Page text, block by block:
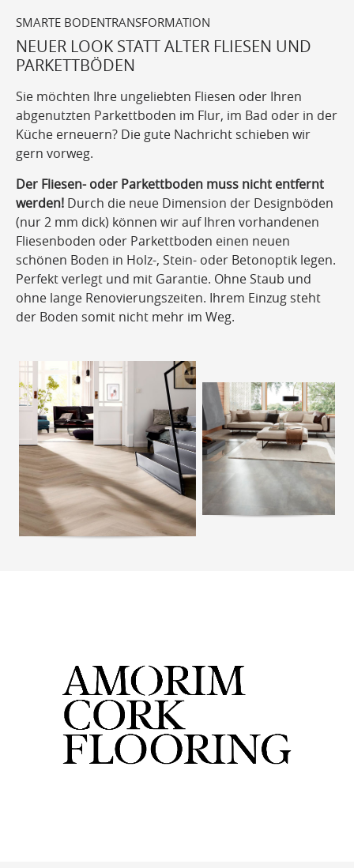
SMARTE BODENTRANSFORMATION
NEUER LOOK STATT ALTER FLIESEN UND
PARKETTBÖDEN
Sie möchten Ihre ungeliebten Fliesen oder Ihren
abgenutzten Parkettboden im Flur, im Bad oder in der
Küche erneuern? Die gute Nachricht schieben wir
gern vorweg.
Der Fliesen- oder Parkettboden muss nicht entfernt
werden! Durch die neue Dimension der Designböden
(nur 2 mm dick) können wir auf Ihren vorhandenen
Fliesenboden oder Parkettboden einen neuen
schönen Boden in Holz-, Stein- oder Betonoptik legen.
Perfekt verlegt und mit Garantie. Ohne Staub und
ohne lange Renovierungszeiten. Ihrem Einzug steht
der Boden somit nicht mehr im Weg.